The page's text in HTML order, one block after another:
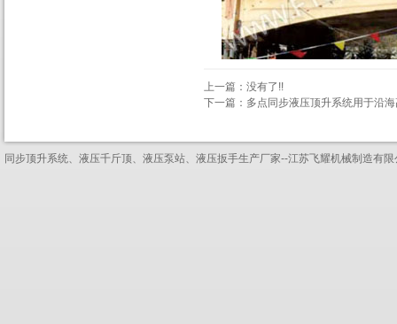
上一篇：没有了!!
下一篇： 多点同步液压顶升系统用于沿
同步顶升系统、液压千斤顶、液压泵站、液压扳手生产厂家--江苏飞耀机械制造有限